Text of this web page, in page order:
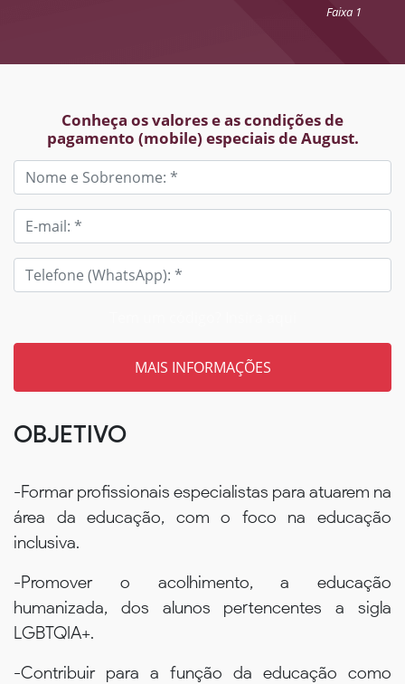
Faixa 1
Conheça os valores e as condições de
pagamento (mobile) especiais de August.
OBJETIVO
-Formar profissionais especialistas para atuarem na
área da educação, com o foco na educação
inclusiva.
-Promover o acolhimento, a educação
humanizada, dos alunos pertencentes a sigla
LGBTQIA+.
-Contribuir para a função da educação como